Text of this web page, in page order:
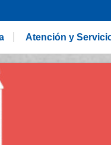
Atención y